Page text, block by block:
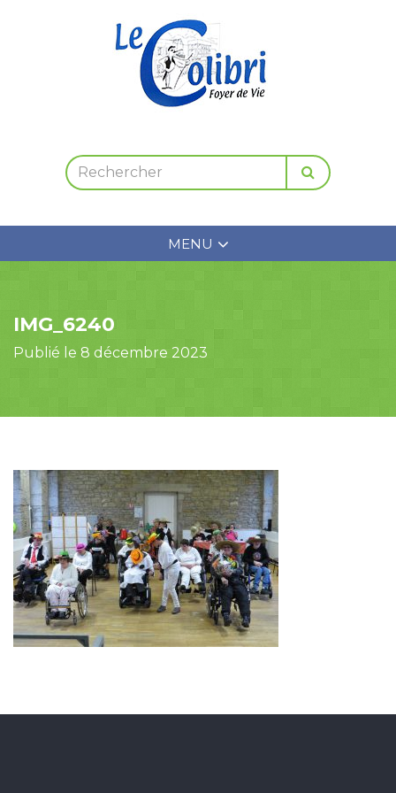
MENU
IMG_6240
Publié le 8 décembre 2023